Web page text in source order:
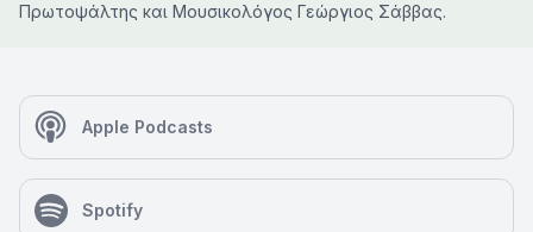
Πρωτοψάλτης και Μουσικολόγος Γεώργιος Σάββας.
Apple Podcasts
Spotify